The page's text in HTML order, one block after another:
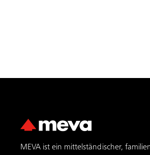
MEVA ist ein mittelständischer,